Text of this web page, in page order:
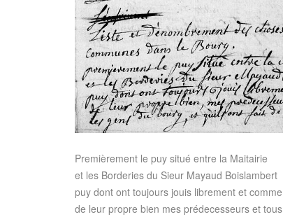
Premièrement le puy situé entre la Maitairie
et les Borderies du Sieur Mayaud Boislambert
puy dont ont toujours jouis librement et comme
de leur propre bien mes prédecesseurs et tous